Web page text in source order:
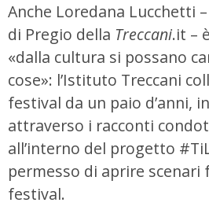
Anche Loredana Lucchetti
di Pregio della Treccani.it –
«dalla cultura si possano
cose»: l’Istituto Treccani
festival da un paio d’anni,
attraverso i racconti
all’interno del progetto
permesso di aprire scenari
festival.